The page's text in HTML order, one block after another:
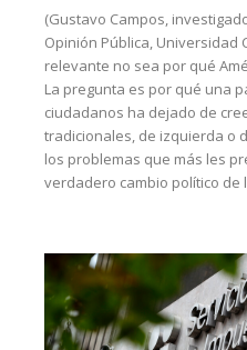
(Gustavo Campos,
Opinión Pública, Universidad
relevante no sea por qué
La pregunta es por qué una
ciudadanos ha dejado de
tradicionales, de izquierda o
los problemas que más les
verdadero cambio político de